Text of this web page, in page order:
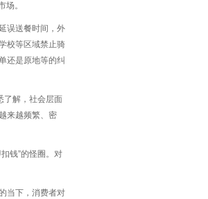
。
误送餐时间，外
校等区域禁止骑
还是原地等的纠
了解，社会层面
来越频繁、密
钱”的怪圈。对
当下，消费者对